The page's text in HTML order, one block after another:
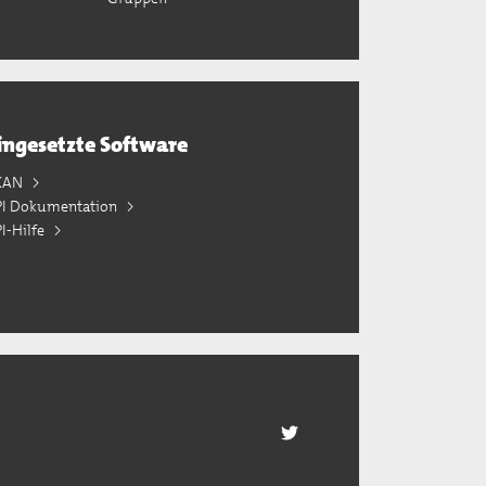
Software
Dokumentation
Hilfe